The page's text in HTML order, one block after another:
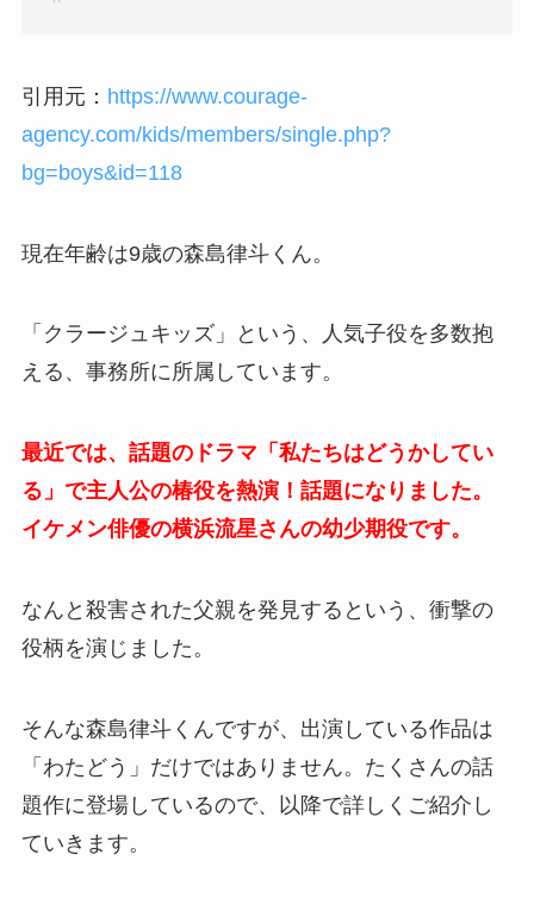
引用元： https://www.courage-
agency.com/kids/members/single.php?
bg=boys&id=118
現在年齢は9歳の森島律斗くん。
「クラージュキッズ」という、人気子役を多数抱
える、事務所に所属しています。
最近では、話題のドラマ「私たちはどうかしてい
る」で主人公の椿役を熱演！話題になりました。
イケメン俳優の横浜流星さんの幼少期役です。
なんと殺害された父親を発見するという、衝撃の
役柄を演じました。
そんな森島律斗くんですが、出演している作品は
「わたどう」だけではありません。たくさんの話
題作に登場しているので、以降で詳しくご紹介し
ていきます。